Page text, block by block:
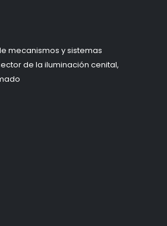
mecanismos y sistemas
de la iluminación cenital,